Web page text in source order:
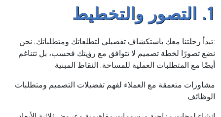
1. التصور والتخطيط
:تبدأ رحلتنا معك باستكشاف تفصيلي لتطلعاتك ومتطلباتك. نحن
نضع تصورًا لخطة تصميم لا تتوافق مع رؤيتك فحسب، بل تتناغم
أيضًا مع المتطلبات العملية للمساحة. النقاط المبنية
مشاورات متعمقة مع العملاء لفهم تفضيلات التصميم ومتطلبات
الوظائف